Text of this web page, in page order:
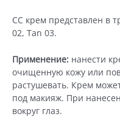
СС крем представлен в
02, Tan 03.
Применение: нанести
очищенную кожу или
растушевать. Крем
под макияж. При
вокруг глаз.